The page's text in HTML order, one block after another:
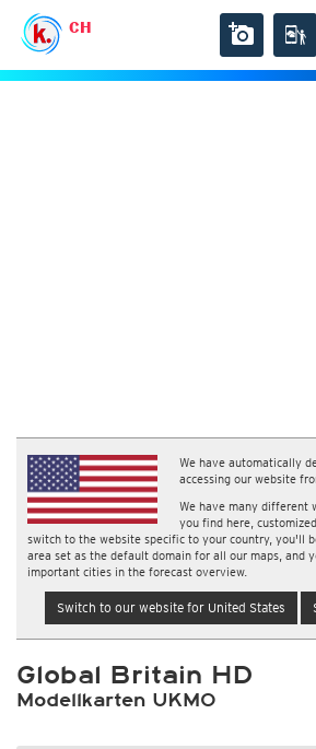
CH
We have automatically
accessing our website
We have many different
you find here,
switch to the website specific to your country, you'll
area set as the default domain for all our maps, and
important cities in the forecast overview.
Switch to our website for United States
Global Britain HD
Modellkarten UKMO